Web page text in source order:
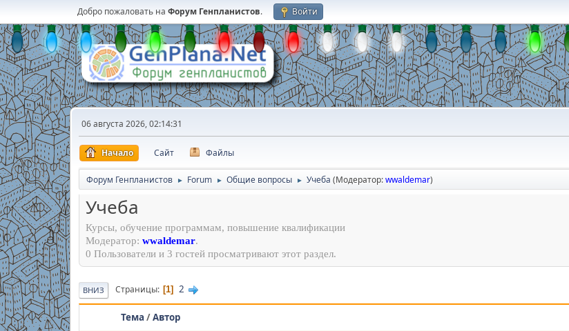
Добро пожаловать на Форум Генпланистов. Войти
06 августа 2026, 02:14:31
Начало Сайт Файлы
Форум Генпланистов ► Forum ► Общие вопросы ► Учеба (Модератор:wwaldemar)
Учеба
Курсы, обучение программам, повышение квалификации
Модератор: wwaldemar.
0 Пользователи и 3 гостей просматривают этот раздел.
ВНИЗ Страницы 1 2
Тема /Автор